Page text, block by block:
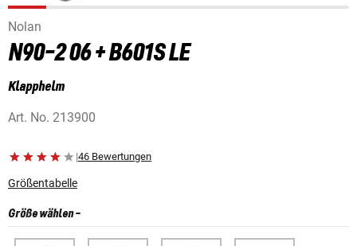
Nolan
N90-2 06 + B601S LE
Klapphelm
Art. No. 213900
|46 Bewertungen
Größentabelle
Größe wählen-